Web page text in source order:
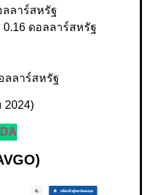
ลาร์สหรัฐ
0.16 ดอลลาร์สหรัฐ
ลลาร์สหรัฐ
2024)